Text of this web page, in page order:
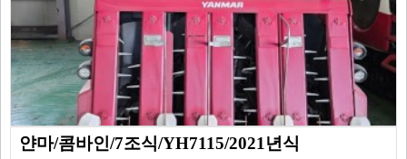
얀마/콤바인/7조식/YH7115/2021년식